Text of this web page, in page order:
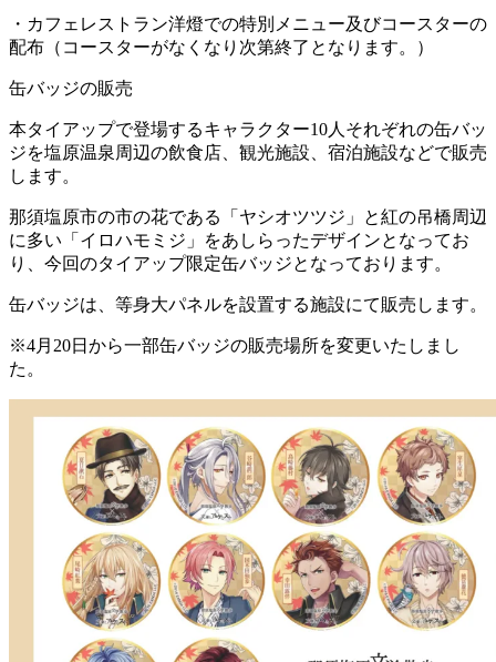
・カフェレストラン洋燈での特別メニュー及びコースターの
配布（コースターがなくなり次第終了となります。）
缶バッジの販売
本タイアップで登場するキャラクター10人それぞれの缶バッ
ジを塩原温泉周辺の飲食店、観光施設、宿泊施設などで販売
します。
那須塩原市の市の花である「ヤシオツツジ」と紅の吊橋周辺
に多い「イロハモミジ」をあしらったデザインとなってお
り、今回のタイアップ限定缶バッジとなっております。
缶バッジは、等身大パネルを設置する施設にて販売します。
※4月20日から一部缶バッジの販売場所を変更いたしまし
た。